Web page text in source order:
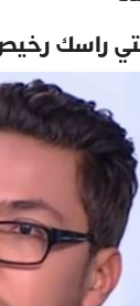
راسك رخيص